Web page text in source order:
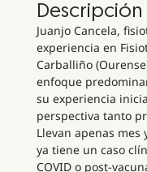
Juanjo Cancela,
experiencia en
Carballiño
enfoque
su experiencia
perspectiva tanto
Llevan apenas
ya tiene un caso
COVID o post-